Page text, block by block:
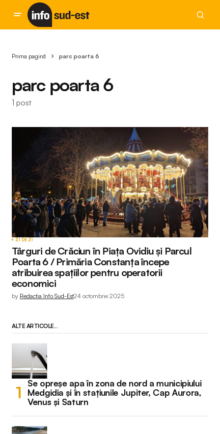
Prima pagină parc poarta 6
parc poarta 6
1 post
ZI DE ZI
Târguri de Crăciun în Piața Ovidiu și Parcul
Poarta 6 / Primăria Constanța începe
atribuirea spațiilor pentru operatorii
economici
by Redactia Info Sud-Est24 octombrie 2025
ALTE ARTICOLE...
Se opreșe apa în zona de nord a municipiului
Medgidia și în stațiunile Jupiter, Cap Aurora,
Venus și Saturn